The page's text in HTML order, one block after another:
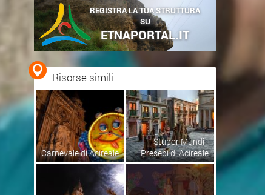
REGISTRA LA TUA STRUTTURA
SU
ETNAPORTAL.IT
Risorse simili
Carnevale di Acireale
Stupor Mundi -
Presepi di Acireale